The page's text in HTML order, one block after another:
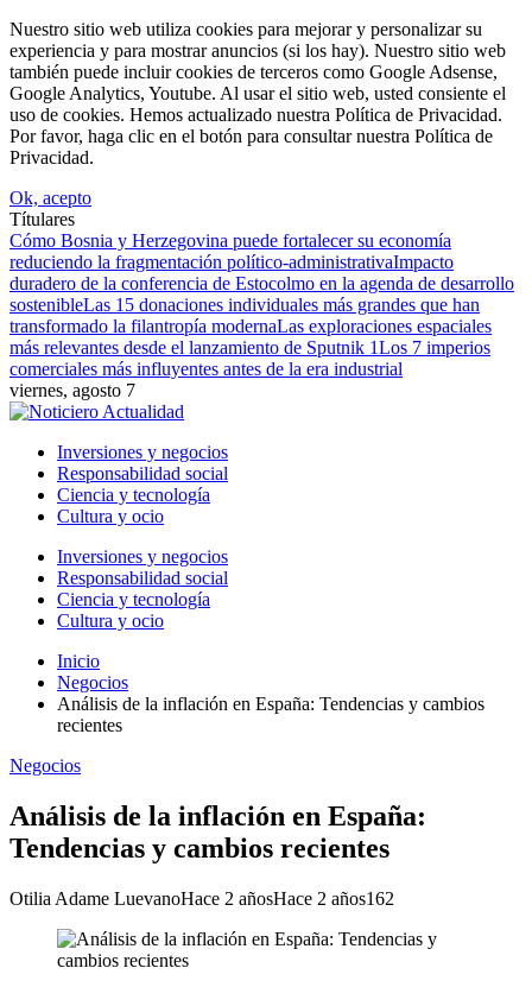
Nuestro sitio web utiliza cookies para mejorar y personalizar su
experiencia y para mostrar anuncios (si los hay). Nuestro sitio web
también puede incluir cookies de terceros como Google Adsense,
Google Analytics, Youtube. Al usar el sitio web, usted consiente el
uso de cookies. Hemos actualizado nuestra Política de Privacidad.
Por favor, haga clic en el botón para consultar nuestra Política de
Privacidad.
Ok, acepto
Títulares
Cómo Bosnia y Herzegovina puede fortalecer su economía
reduciendo la fragmentación político-administrativaImpacto
duradero de la conferencia de Estocolmo en la agenda de desarrollo
sostenibleLas 15 donaciones individuales más grandes que han
transformado la filantropía modernaLas exploraciones espaciales
más relevantes desde el lanzamiento de Sputnik 1Los 7 imperios
comerciales más influyentes antes de la era industrial
viernes, agosto 7
Inversiones y negocios
Responsabilidad social
Ciencia y tecnología
Cultura y ocio
Inversiones y negocios
Responsabilidad social
Ciencia y tecnología
Cultura y ocio
Inicio
Negocios
Análisis de la inflación en España: Tendencias y cambios
recientes
Negocios
Análisis de la inflación en España:
Tendencias y cambios recientes
Otilia Adame LuevanoHace 2 añosHace 2 años162